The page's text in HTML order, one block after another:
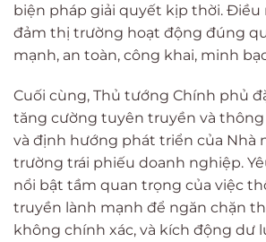
biện pháp giải quyết kịp thời. Điều
đảm thị trường hoạt động đúng
mạnh, an toàn, công khai, minh
Cuối cùng, Thủ tướng Chính phủ
tăng cường tuyên truyền và
và định hướng phát triển của Nhà
trường trái phiếu doanh nghiệp.
nổi bật tầm quan trọng của việc
truyền lành mạnh để ngăn chặn
không chính xác, và kích động dư